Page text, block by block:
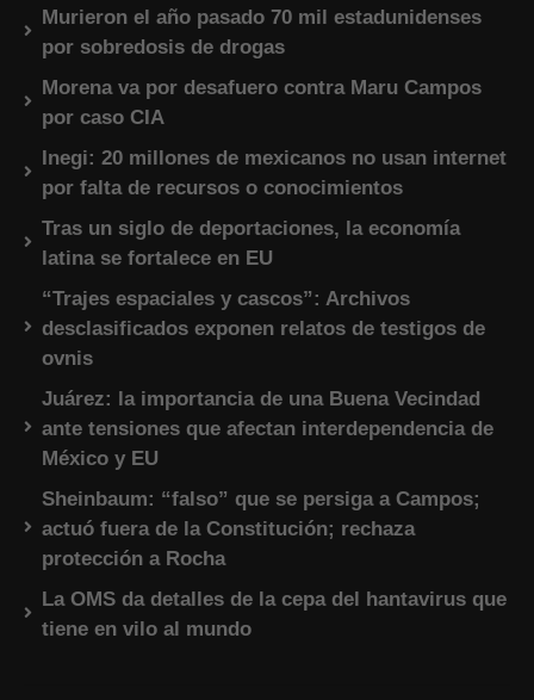
Murieron el año pasado 70 mil estadunidenses
por sobredosis de drogas
Morena va por desafuero contra Maru Campos
por caso CIA
Inegi: 20 millones de mexicanos no usan internet
por falta de recursos o conocimientos
Tras un siglo de deportaciones, la economía
latina se fortalece en EU
“Trajes espaciales y cascos”: Archivos
desclasificados exponen relatos de testigos de
ovnis
Juárez: la importancia de una Buena Vecindad
ante tensiones que afectan interdependencia de
México y EU
Sheinbaum: “falso” que se persiga a Campos;
actuó fuera de la Constitución; rechaza
protección a Rocha
La OMS da detalles de la cepa del hantavirus que
tiene en vilo al mundo